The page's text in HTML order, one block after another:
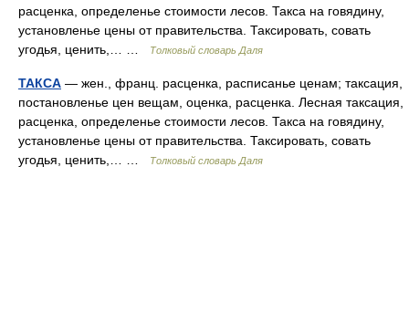
расценка, определенье стоимости лесов. Такса на говядину,
установленье цены от правительства. Таксировать, совать
угодья, ценить,… …
Толковый словарь Даля
ТАКСА — жен., франц. расценка, расписанье ценам; таксация,
постановленье цен вещам, оценка, расценка. Лесная таксация,
расценка, определенье стоимости лесов. Такса на говядину,
установленье цены от правительства. Таксировать, совать
угодья, ценить,… …
Толковый словарь Даля